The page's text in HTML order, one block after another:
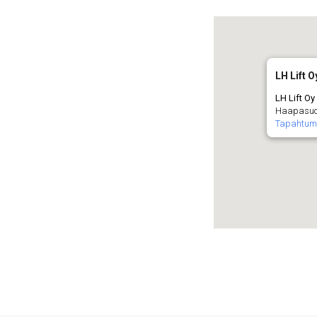
LH Lift
LH Lift Oy